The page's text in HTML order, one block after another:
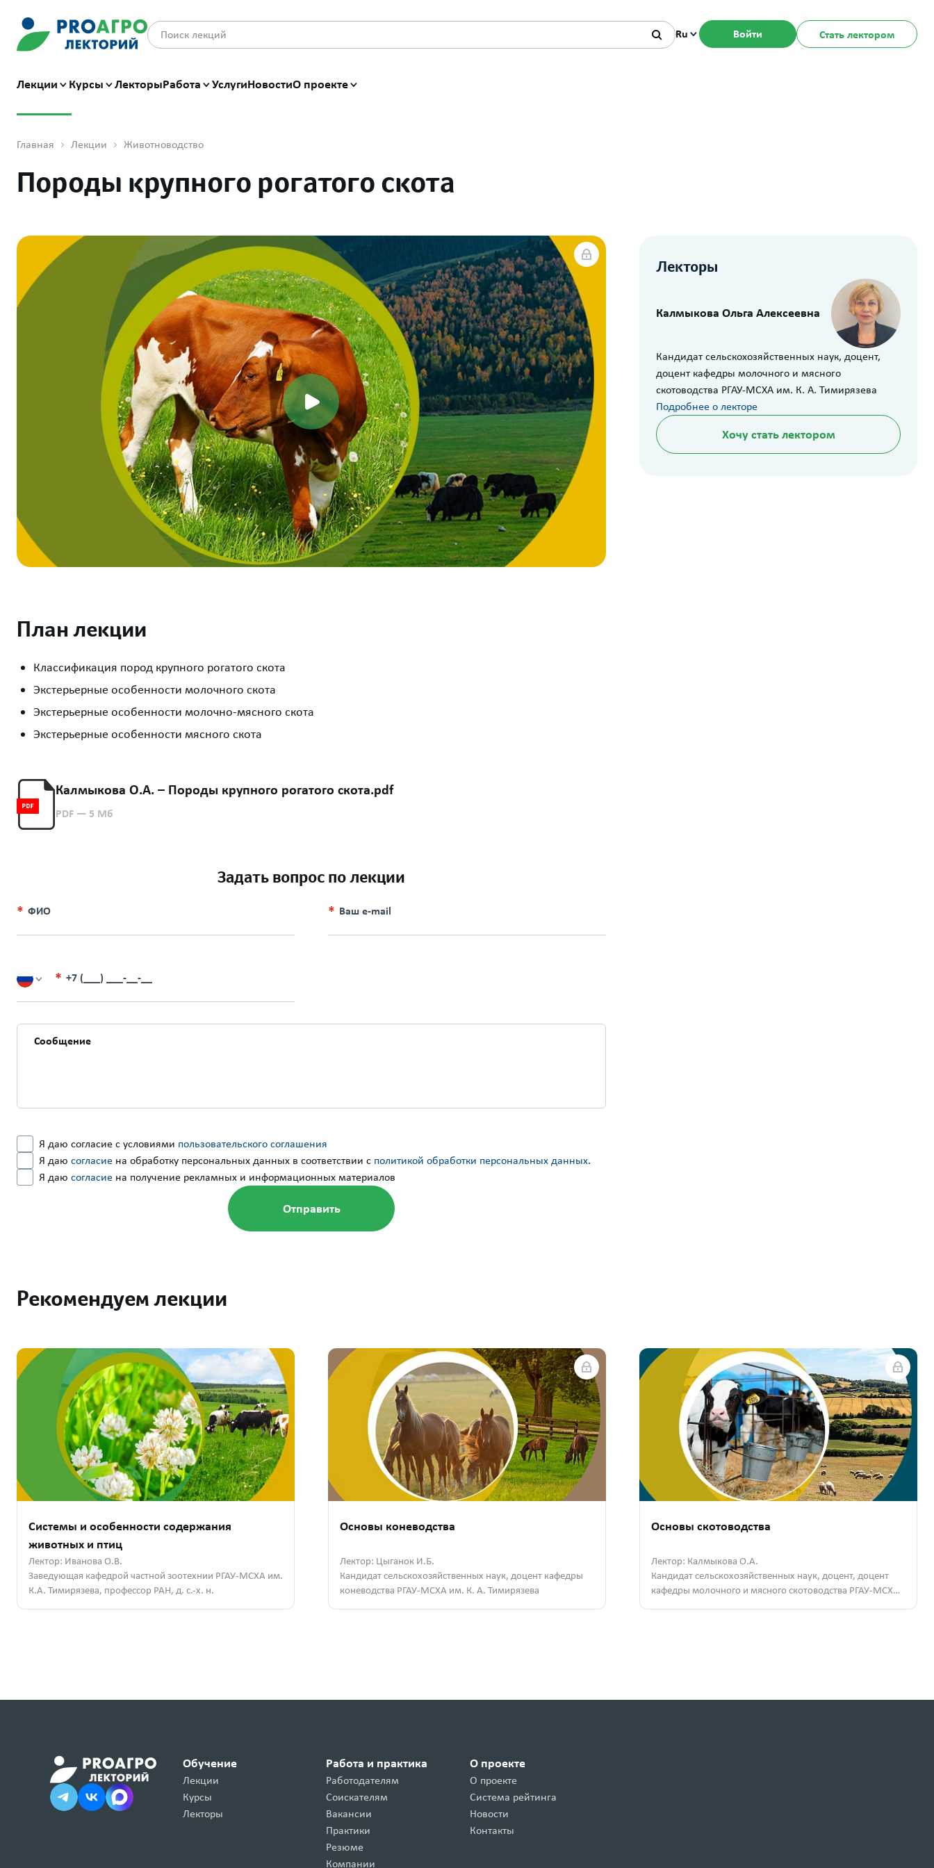
Ru Войти Стать лектором
Лекции Курсы ЛекторыРабота УслугиНовостиО проекте
Главная Лекции Животноводство
Породы крупного рогатого скота
План лекции
Классификация пород крупного рогатого скота
Экстерьерные особенности молочного скота
Экстерьерные особенности молочно-мясного скота
Экстерьерные особенности мясного скота
Калмыкова О.А. – Породы крупного рогатого скота.pdf
PDF — 5 Мб
Задать вопрос по лекции
ФИО Ваш e-mail
+7 (___) ___-__-__
Я даю согласие с условиями пользовательского соглашения
Я даю согласие на обработку персональных данных в соответствии с политикой обработки персональных данных.
Я даю согласие на получение рекламных и информационных материалов
Лекторы
Калмыкова Ольга Алексеевна
Кандидат сельскохозяйственных наук, доцент,
доцент кафедры молочного и мясного
скотоводства РГАУ-МСХА им. К. А. Тимирязева
Подробнее о лекторе
Хочу стать лектором
Рекомендуем лекции
Системы и особенности содержания
животных и птиц
Лектор: Иванова О.В.
Заведующая кафедрой частной зоотехнии РГАУ-МСХА им.
К.А. Тимирязева, профессор РАН, д. с.-х. н.
Основы коневодства
Лектор: Цыганок И.Б.
Кандидат сельскохозяйственных наук, доцент кафедры
коневодства РГАУ-МСХА им. К. А. Тимирязева
Основы скотоводства
Лектор: Калмыкова О.А.
Кандидат сельскохозяйственных наук, доцент, доцент
кафедры молочного и мясного скотоводства РГАУ-МСХА
Обучение
Лекции
Курсы
Лекторы
Работа и практика
Работодателям
Соискателям
Вакансии
Практики
Резюме
Компании
О проекте
О проекте
Система рейтинга
Новости
Контакты